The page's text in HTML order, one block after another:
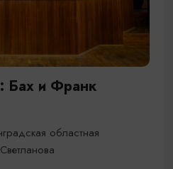
Бах и Франк
областная